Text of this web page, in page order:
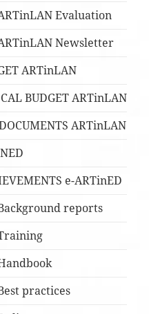
Evaluation
Newsletter
ARTinLAN
BUDGET ARTinLAN
ARTinLAN
e-ARTinED
reports
practices